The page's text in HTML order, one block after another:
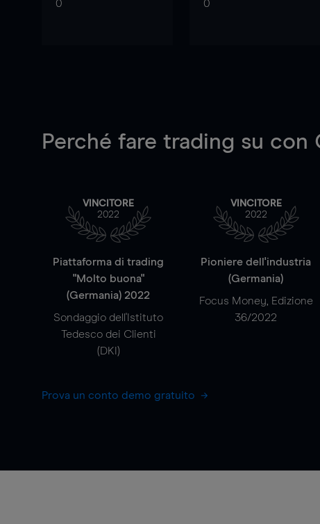
0 0
Perché fare trading su con
VINCITORE
2022
Piattaforma di trading
"Molto buona"
(Germania) 2022
Sondaggio dell'Istituto
Tedesco dei Clienti
(DKI)
VINCITORE
2022
Pioniere dell'industria
(Germania)
Focus Money, Edizione
36/2022
Prova un conto demo gratuito